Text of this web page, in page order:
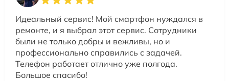
Идеальный сервис! Мой смартфон нуждался в
ремонте, и я выбрал этот сервис. Сотрудники
были не только добры и вежливы, но и
профессионально справились с задачей.
Телефон работает отлично уже полгода.
Большое спасибо!